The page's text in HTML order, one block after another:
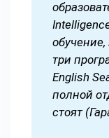
три
English
полной
стоят